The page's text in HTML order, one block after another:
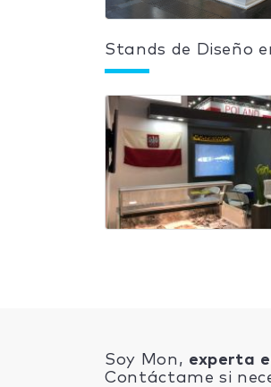
Stands de Diseño
Soy Mon, experta
Contáctame si